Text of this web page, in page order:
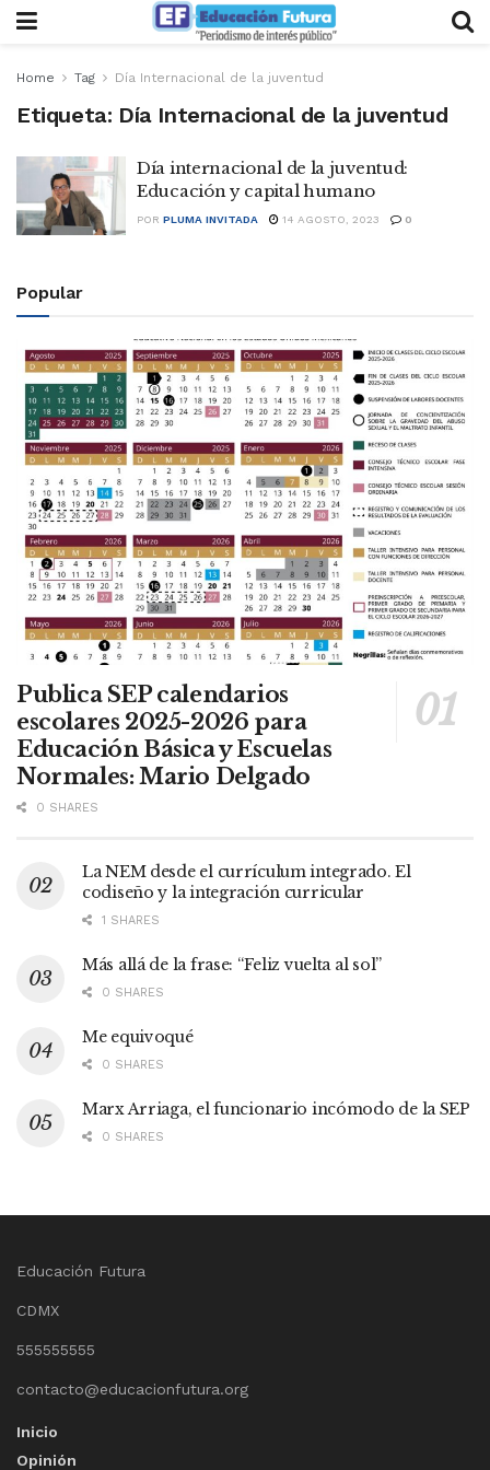
Home Tag Día Internacional de la juventud
Etiqueta: Día Internacional de la juventud
Día internacional de la juventud:
Educación y capital humano
POR PLUMA INVITADA 14 AGOSTO, 2023 0
Popular
Publica SEP calendarios
escolares 2025-2026 para
Educación Básica y Escuelas
Normales: Mario Delgado
0 SHARES
La NEM desde el currículum integrado. El
codiseño y la integración curricular
1 SHARES
Más allá de la frase: “Feliz vuelta al sol”
0 SHARES
Me equivoqué
0 SHARES
Marx Arriaga, el funcionario incómodo de la SEP
0 SHARES
Educación Futura
CDMX
555555555
contacto@educacionfutura.org
Inicio
Opinión